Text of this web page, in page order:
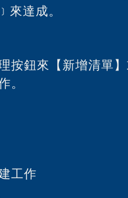
來達成。
按鈕來【新增清單
。
工作